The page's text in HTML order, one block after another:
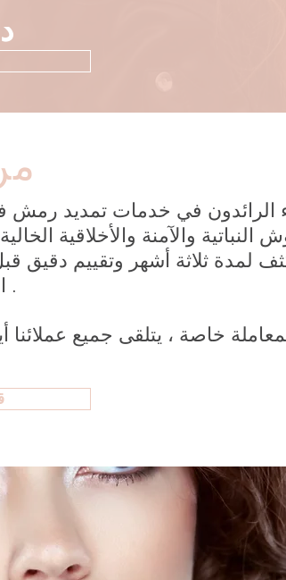
النباتية والآمنة والأخلاقية
لمدة ثلاثة أشهر وتقييم دقيق
الصناعة .